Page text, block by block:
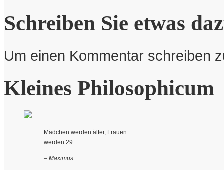
Schreiben Sie etwas
Um einen Kommentar schreiben
Kleines Philosophicum
Mädchen werden älter, Frauen
werden 29.
– Maximus